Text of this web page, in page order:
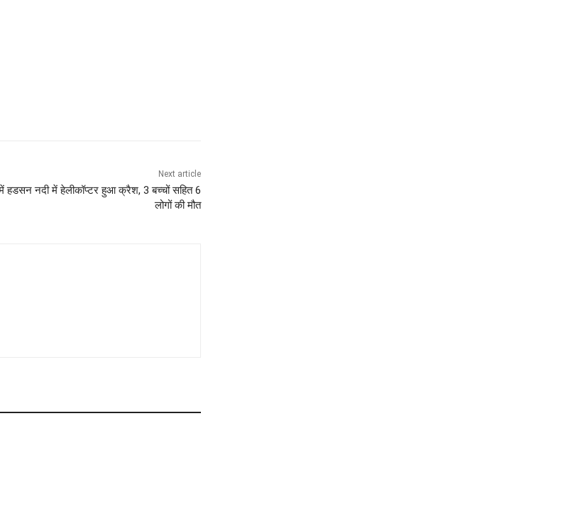
Next article
में हडसन नदी में हेलीकॉप्टर हुआ क्रैश, 3 बच्चों सहित 6
लोगों की मौत